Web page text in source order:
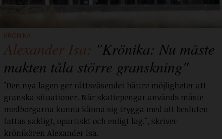
KRÖNIKA
Alexander Isa: "Krönika: Nu måste
makten tåla större granskning"
"Den nya lagen ger rättsväsendet bättre möjligheter att
granska situationer. När skattepengar används måste
medborgarna kunna känna sig trygga med att besluten
fattas sakligt, opartiskt och enligt lag.", skriver
krönikören Alexander Isa.